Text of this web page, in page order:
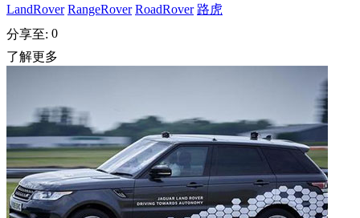
LandRover RangeRover RoadRover 路虎
分享至: 0
了解更多